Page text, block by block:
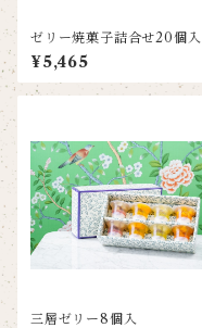
ゼリー焼菓子詰合せ20個入
¥5,465
三層ゼリー8個入